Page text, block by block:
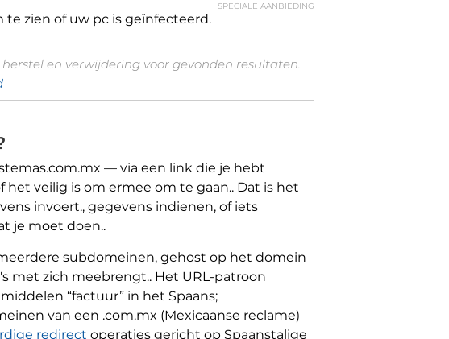
SPECIALE AANBIEDING
te zien of uw pc is geïnfecteerd.
en verwijdering voor gevonden resultaten.
— via een link die je hebt
veilig is om ermee om te gaan.. Dat is het
invoert., gegevens indienen, of iets
je moet doen..
subdomeinen, gehost op het domein
met zich meebrengt.. Het URL-patroon
“factuur” in het Spaans;
van een .com.mx (Mexicaanse reclame)
redirect operaties gericht op Spaanstalige